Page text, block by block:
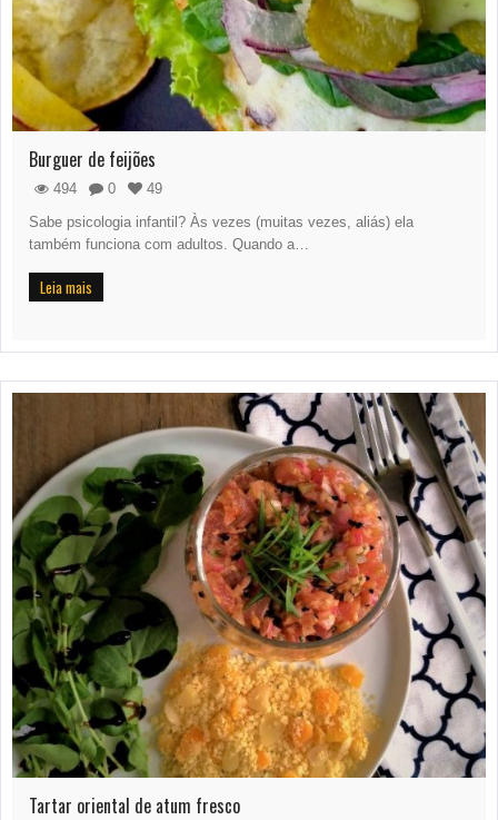
Burguer de feijões
494 0
49
Sabe psicologia infantil? Às vezes (muitas vezes, aliás) ela
também funciona com adultos. Quando a…
Leia mais
Tartar oriental de atum fresco